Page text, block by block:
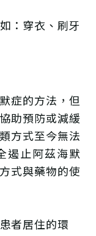
：穿衣、刷牙
症的方法，但
助預防或減緩
方式至今無法
遏止阿茲海默
式與藥物的使
者居住的環